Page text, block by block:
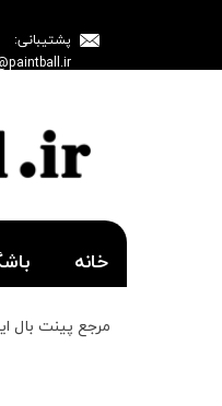
پشتیبانی:
خانه
مرجع پینت بال